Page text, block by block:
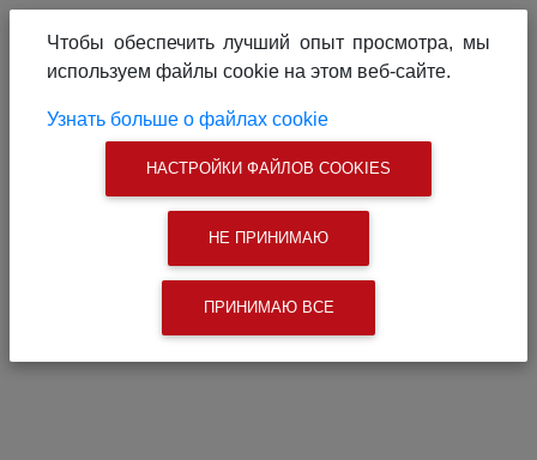
Связаться с нами
Поиск
Чтобы обеспечить лучший опыт просмотра, мы
используем файлы cookie на этом веб-сайте.
Узнать больше о файлах cookie